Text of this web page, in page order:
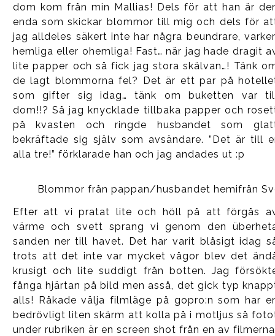
dom kom från min Mallias! Dels för att han är
enda som skickar blommor till mig och dels för
jag alldeles säkert inte har några beundrare,
hemliga eller ohemliga! Fast… när jag hade dragit
lite papper och så fick jag stora skälvan…! Tänk
de lagt blommorna fel? Det är ett par på
som gifter sig idag… tänk om buketten var
dom!!? Så jag knycklade tillbaka papper och
på kvasten och ringde husbandet som
bekräftade sig själv som avsändare. ”Det är till
alla tre!” förklarade han och jag andades ut :p
Blommor från pappan/husbandet hemifrån
Efter att vi pratat lite och höll på att förgås
värme och svett sprang vi genom den
sanden ner till havet. Det har varit blåsigt idag
trots att det inte var mycket vågor blev det
krusigt och lite suddigt från botten. Jag
fånga hjärtan på bild men asså, det gick typ
alls! Råkade välja filmläge på gopro:n som har
bedrövligt liten skärm att kolla på i motljus så
under rubriken är en screen shot från en av